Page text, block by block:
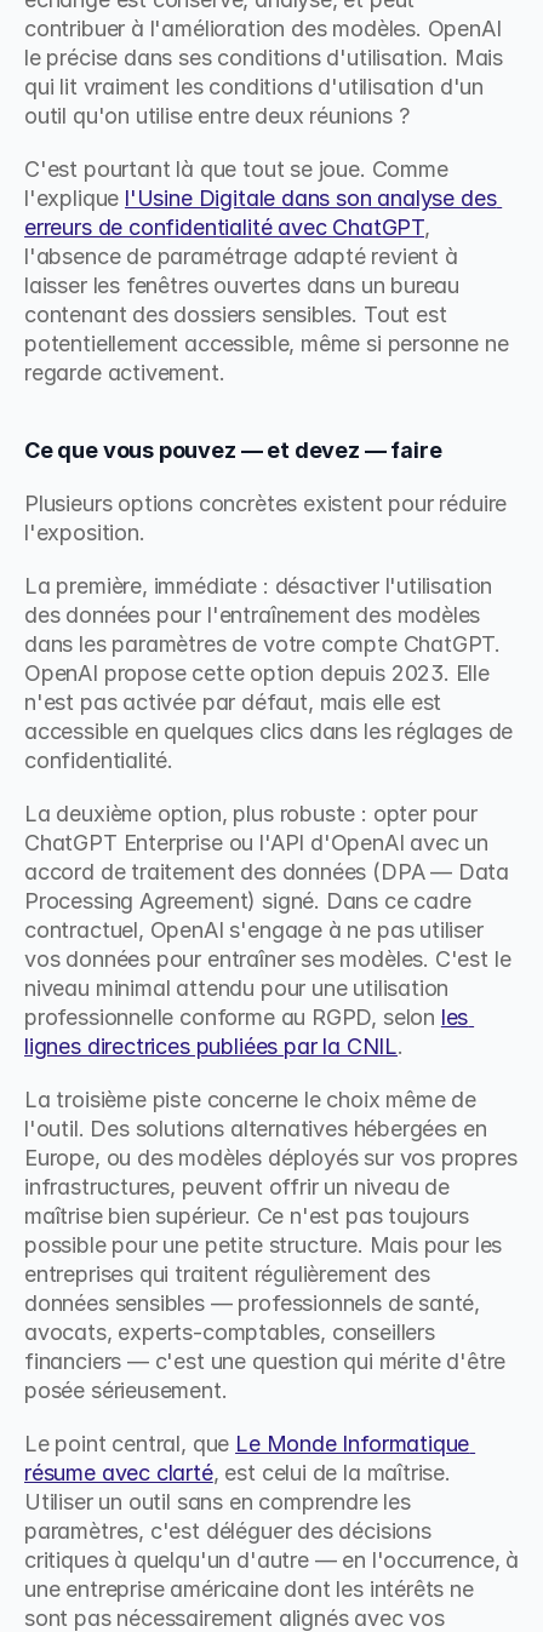
contribuer à l'amélioration des modèles. OpenAI
le précise dans ses conditions d'utilisation. Mais
qui lit vraiment les conditions d'utilisation d'un
outil qu'on utilise entre deux réunions ?
C'est pourtant là que tout se joue. Comme
l'explique l'Usine Digitale dans son analyse des
erreurs de confidentialité avec ChatGPT,
l'absence de paramétrage adapté revient à
laisser les fenêtres ouvertes dans un bureau
contenant des dossiers sensibles. Tout est
potentiellement accessible, même si personne ne
regarde activement.
Ce que vous pouvez — et devez — faire
Plusieurs options concrètes existent pour réduire
l'exposition.
La première, immédiate : désactiver l'utilisation
des données pour l'entraînement des modèles
dans les paramètres de votre compte ChatGPT.
OpenAI propose cette option depuis 2023. Elle
n'est pas activée par défaut, mais elle est
accessible en quelques clics dans les réglages de
confidentialité.
La deuxième option, plus robuste : opter pour
ChatGPT Enterprise ou l'API d'OpenAI avec un
accord de traitement des données (DPA — Data
Processing Agreement) signé. Dans ce cadre
contractuel, OpenAI s'engage à ne pas utiliser
vos données pour entraîner ses modèles. C'est le
niveau minimal attendu pour une utilisation
professionnelle conforme au RGPD, selon les
lignes directrices publiées par la CNIL.
La troisième piste concerne le choix même de
l'outil. Des solutions alternatives hébergées en
Europe, ou des modèles déployés sur vos propres
infrastructures, peuvent offrir un niveau de
maîtrise bien supérieur. Ce n'est pas toujours
possible pour une petite structure. Mais pour les
entreprises qui traitent régulièrement des
données sensibles — professionnels de santé,
avocats, experts-comptables, conseillers
financiers — c'est une question qui mérite d'être
posée sérieusement.
Le point central, que Le Monde Informatique
résume avec clarté, est celui de la maîtrise.
Utiliser un outil sans en comprendre les
paramètres, c'est déléguer des décisions
critiques à quelqu'un d'autre — en l'occurrence, à
une entreprise américaine dont les intérêts ne
sont pas nécessairement alignés avec vos